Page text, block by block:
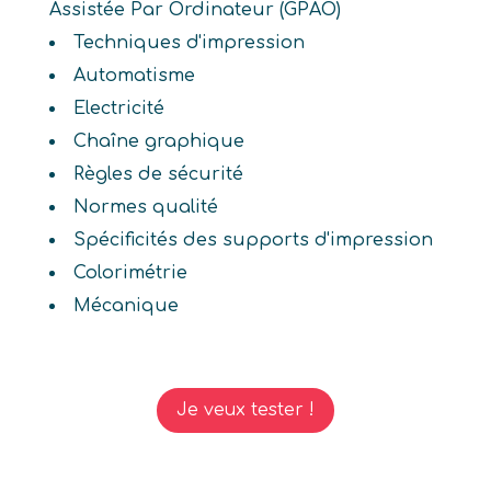
Assistée Par Ordinateur (GPAO)
Techniques d'impression
Automatisme
Electricité
Chaîne graphique
Règles de sécurité
Normes qualité
Spécificités des supports d'impression
Colorimétrie
Mécanique
Je veux tester !